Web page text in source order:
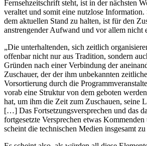
Fernsehzeitschrift steht, ist in der nächsten
veraltet und somit eine nutzlose Information.
dem aktuellen Stand zu halten, ist für den
anstrengender Aufwand und vor allem nicht
„Die unterhaltenden, sich zeitlich
offenbar nicht nur aus Tradition, sondern
Gründen nach einer Verbindung der
Zuschauer, der der ihm unbekannten
Vorsortierung durch die
vorab eine Struktur von dem geboten
hat, um ihm die Zeit zum Zuschauen, seine
[…] Das Fortsetzungsversprechen und das
fortgesetzte Versprechen etwas
scheint die technischen Medien insgesamt zu